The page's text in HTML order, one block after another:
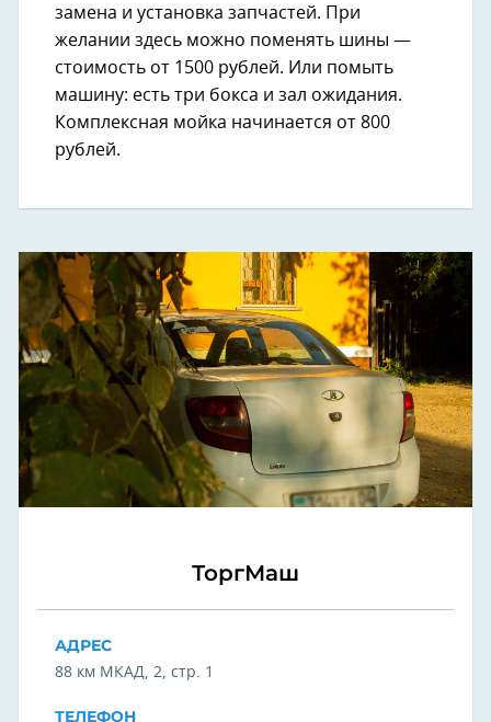
замена и установка запчастей. При
желании здесь можно поменять шины —
стоимость от 1500 рублей. Или помыть
машину: есть три бокса и зал ожидания.
Комплексная мойка начинается от 800
рублей.
ТоргМаш
АДРЕС
88 км ​МКАД, 2, стр. 1
ТЕЛЕФОН